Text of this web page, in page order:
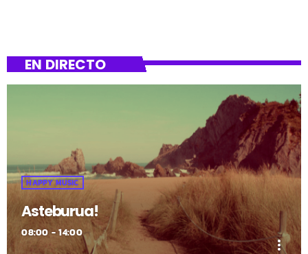
EN DIRECTO
HAPPY MUSIC
Asteburua!
08:00 - 14:00
more_vert